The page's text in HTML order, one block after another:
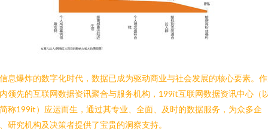
息爆炸的数字化时代，数据已成为驱动商业与社会发展的核心要素。
领先的互联网数据资讯聚合与服务机构，199it互联网数据资讯中心（
称199it）应运而生，通过其专业、全面、及时的数据服务，为众多企
研究机构及决策者提供了宝贵的洞察支持。